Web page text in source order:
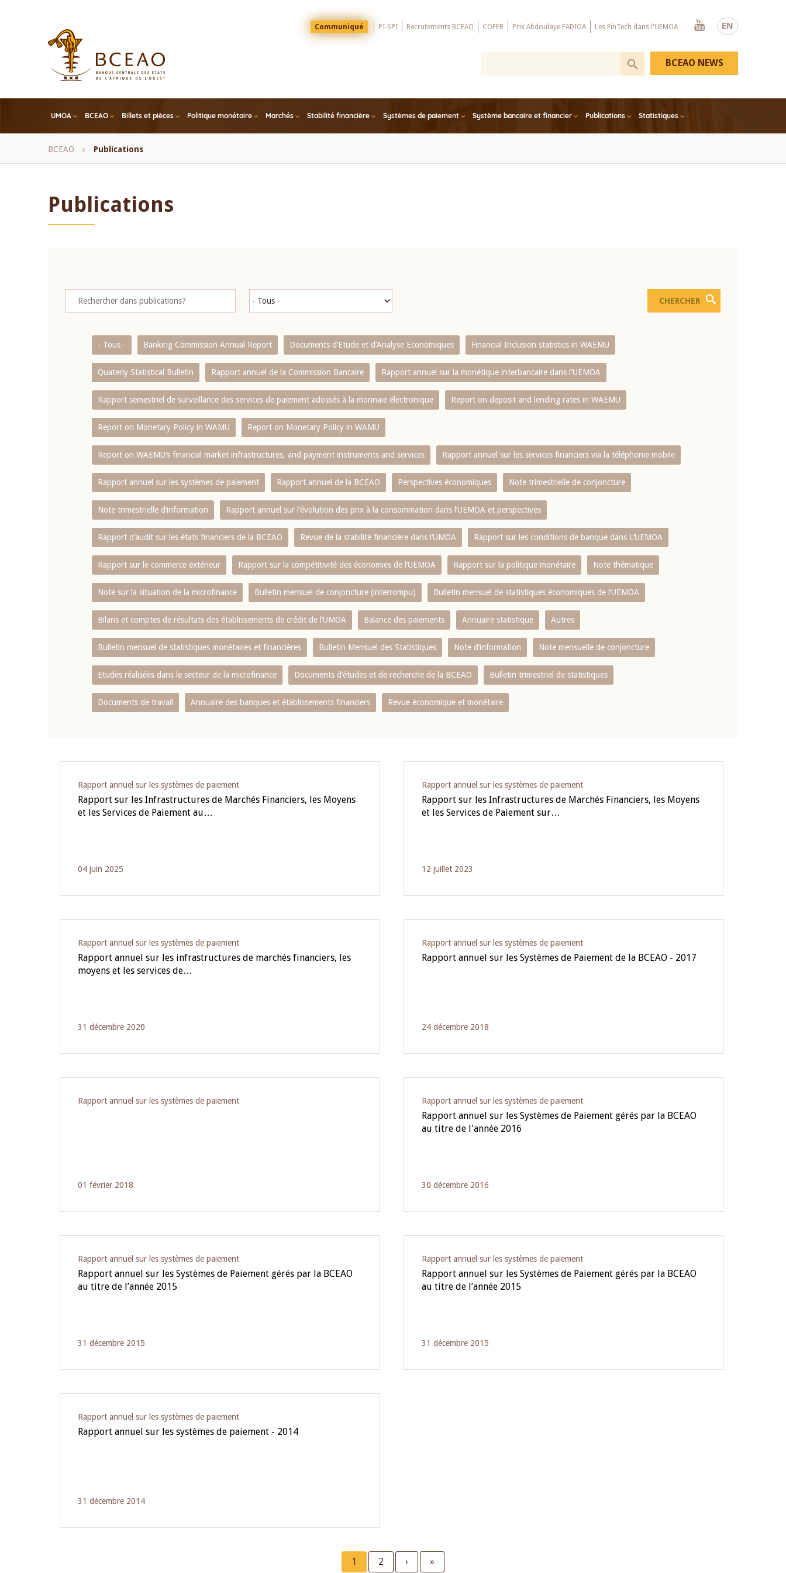
EN
Menu
Top
Communiqué PI-SPI Recrutements BCEAO COFEB Prix Abdoulaye FADIGA Les FinTech dans l'UEMOA
Youtube
UMOA BCEAO Billets et pièces Politique monétaire Marchés Stabilité financière Systèmes de paiement Système bancaire et financier Publications Statistiques
BCEAO NEWS
Fil
BCEAO Publications
Publications
- Tous - Banking Commission Annual Report Documents d’Etude et d’Analyse Economiques Financial Inclusion statistics in WAEMU
Quaterly Statistical Bulletin Rapport annuel de la Commission Bancaire Rapport annuel sur la monétique interbancaire dans l'UEMOA
Rapport semestriel de surveillance des services de paiement adossés à la monnaie électronique Report on deposit and lending rates in WAEMU
Report on Monetary Policy in WAMU Report on Monetary Policy in WAMU
Report on WAEMU’s financial market infrastructures, and payment instruments and services Rapport annuel sur les services financiers via la téléphonie mobile
Rapport annuel sur les systèmes de paiement Rapport annuel de la BCEAO Perspectives économiques Note trimestrielle de conjoncture
Note trimestrielle d‘information Rapport annuel sur l‘évolution des prix à la consommation dans l‘UEMOA et perspectives
Rapport d‘audit sur les états financiers de la BCEAO Revue de la stabilité financière dans l‘UMOA Rapport sur les conditions de banque dans L‘UEMOA
Rapport sur le commerce extérieur Rapport sur la compétitivité des économies de l‘UEMOA Rapport sur la politique monétaire Note thématique
Note sur la situation de la microfinance Bulletin mensuel de conjoncture (interrompu) Bulletin mensuel de statistiques économiques de l‘UEMOA
Bilans et comptes de résultats des établissements de crédit de l‘UMOA Balance des paiements Annuaire statistique Autres
Bulletin mensuel de statistiques monétaires et financières Bulletin Mensuel des Statistiques Note d’information Note mensuelle de conjoncture
Etudes réalisées dans le secteur de la microfinance Documents d’études et de recherche de la BCEAO Bulletin trimestriel de statistiques
Documents de travail Annuaire des banques et établissements financiers Revue économique et monétaire
Rapport annuel sur les systèmes de paiement
Rapport sur les Infrastructures de Marchés Financiers, les Moyens
et les Services de Paiement au…
04 juin 2025
Rapport annuel sur les systèmes de paiement
Rapport sur les Infrastructures de Marchés Financiers, les Moyens
et les Services de Paiement sur…
12 juillet 2023
Rapport annuel sur les systèmes de paiement
Rapport annuel sur les infrastructures de marchés financiers, les
moyens et les services de…
31 décembre 2020
Rapport annuel sur les systèmes de paiement
Rapport annuel sur les Systèmes de Paiement de la BCEAO - 2017
24 décembre 2018
Rapport annuel sur les systèmes de paiement
01 février 2018
Rapport annuel sur les systèmes de paiement
Rapport annuel sur les Systèmes de Paiement gérés par la BCEAO
au titre de l'année 2016
30 décembre 2016
Rapport annuel sur les systèmes de paiement
Rapport annuel sur les Systèmes de Paiement gérés par la BCEAO
au titre de l’année 2015
31 décembre 2015
Rapport annuel sur les systèmes de paiement
Rapport annuel sur les Systèmes de Paiement gérés par la BCEAO
au titre de l’année 2015
31 décembre 2015
Rapport annuel sur les systèmes de paiement
Rapport annuel sur les systèmes de paiement - 2014
31 décembre 2014
Current
1 Page
2
Next
›
Last
»